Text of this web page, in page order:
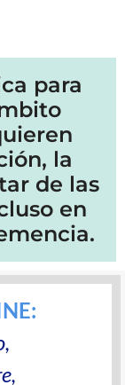
para
la
de las
en